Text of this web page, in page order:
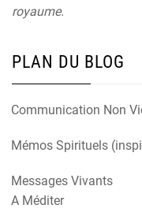
royaume.
PLAN DU BLOG
Communication Non
Mémos Spirituels
Messages Vivants
A Méditer